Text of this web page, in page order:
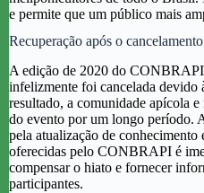
e permite que um público mais
Recuperação após o
A edição de 2020 do CONBRAPI
infelizmente foi cancelada
resultado, a comunidade apícola
do evento por um longo período.
pela atualização de conhecimento
oferecidas pelo CONBRAPI é
compensar o hiato e fornecer
participantes.